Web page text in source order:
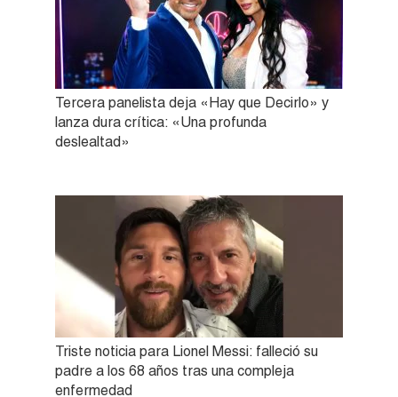
Tercera panelista deja «Hay que Decirlo» y
lanza dura crítica: «Una profunda
deslealtad»
Triste noticia para Lionel Messi: falleció su
padre a los 68 años tras una compleja
enfermedad